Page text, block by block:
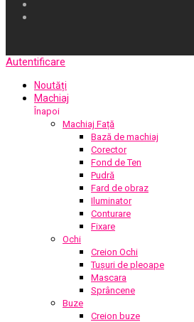
Autentificare
Noutăți
Machiaj
Înapoi
Machiaj Față
Bază de machiaj
Corector
Fond de Ten
Pudră
Fard de obraz
Iluminator
Conturare
Fixare
Ochi
Creion Ochi
Tușuri de pleoape
Mascara
Sprâncene
Buze
Creion buze